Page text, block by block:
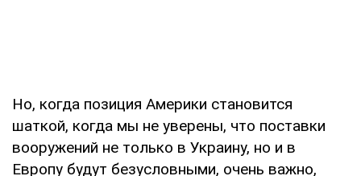
Но, когда позиция Америки становится
шаткой, когда мы не уверены, что поставки
вооружений не только в Украину, но и в
Европу будут безусловными, очень важно,